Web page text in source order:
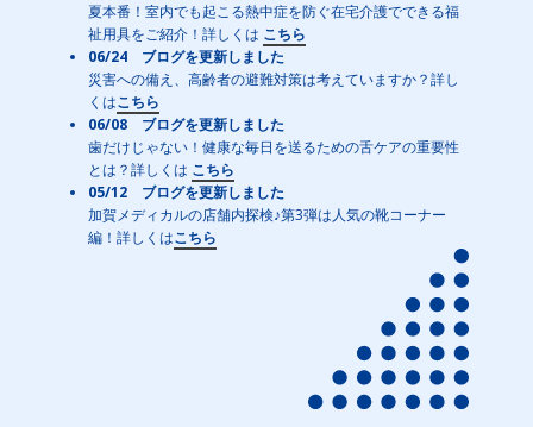
夏本番！室内でも起こる熱中症を防ぐ在宅介護でできる福
祉用具をご紹介！詳しくは こちら
06/24 ブログを更新しました
災害への備え、高齢者の避難対策は考えていますか？詳し
くはこちら
06/08 ブログを更新しました
歯だけじゃない！健康な毎日を送るための舌ケアの重要性
とは？詳しくは こちら
05/12 ブログを更新しました
加賀メディカルの店舗内探検♪第3弾は人気の靴コーナー
編！詳しくはこちら